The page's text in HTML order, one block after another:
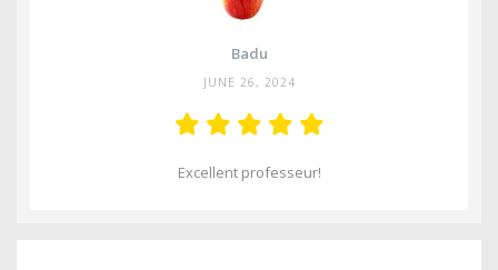
Badu
JUNE 26, 2024
Excellent professeur!